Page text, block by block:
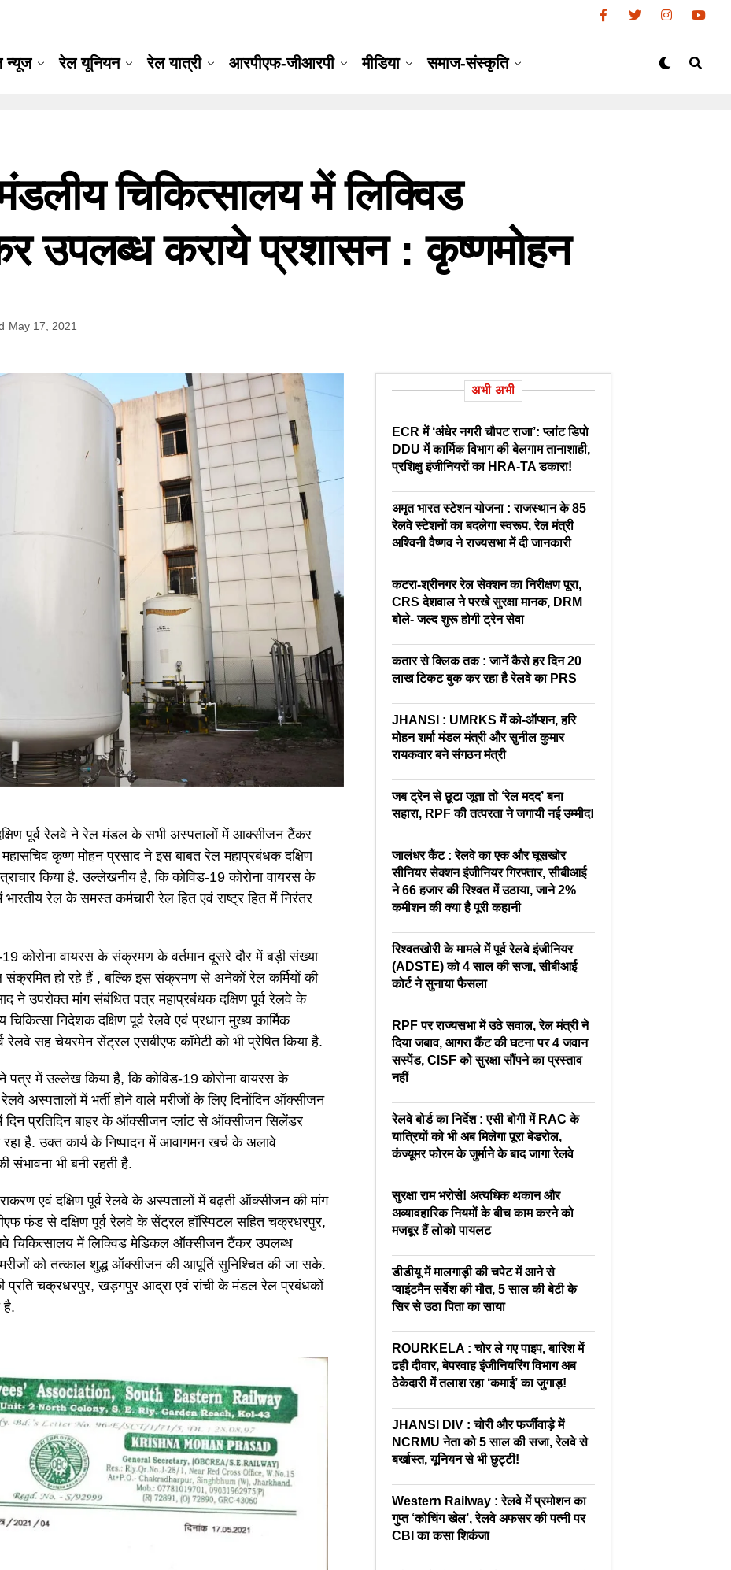
न्यूज रेल यूनियन रेल यात्री आरपीएफ-जीआरपी मीडिया समाज-संस्कृति
चिकित्सालय में लिक्विड
उपलब्ध कराये प्रशासन : कृष्णमोहन
May 17, 2021
पूर्व रेलवे ने रेल मंडल के सभी अस्पतालों में आक्सीजन टैंकर
कृष्ण मोहन प्रसाद ने इस बाबत रेल महाप्रबंधक दक्षिण
किया है. उल्लेखनीय है, कि कोविड-19 कोरोना वायरस के
भारतीय रेल के समस्त कर्मचारी रेल हित एवं राष्ट्र हित में निरंतर
19 कोरोना वायरस के संक्रमण के वर्तमान दूसरे दौर में बड़ी संख्या
संक्रमित हो रहे हैं , बल्कि इस संक्रमण से अनेकों रेल कर्मियों की
ने उपरोक्त मांग संबंधित पत्र महाप्रबंधक दक्षिण पूर्व रेलवे के
चिकित्सा निदेशक दक्षिण पूर्व रेलवे एवं प्रधान मुख्य कार्मिक
रेलवे सह चेयरमेन सेंट्रल एसबीएफ कॉमेटी को भी प्रेषित किया है.
पत्र में उल्लेख किया है, कि कोविड-19 कोरोना वायरस के
अस्पतालों में भर्ती होने वाले मरीजों के लिए दिनोंदिन ऑक्सीजन
दिन प्रतिदिन बाहर के ऑक्सीजन प्लांट से ऑक्सीजन सिलेंडर
है. उक्त कार्य के निष्पादन में आवागमन खर्च के अलावे
भी बनी रहती है.
एवं दक्षिण पूर्व रेलवे के अस्पतालों में बढ़ती ऑक्सीजन की मांग
फंड से दक्षिण पूर्व रेलवे के सेंट्रल हॉस्पिटल सहित चक्रधरपुर,
चिकित्सालय में लिक्विड मेडिकल ऑक्सीजन टैंकर उपलब्ध
को तत्काल शुद्ध ऑक्सीजन की आपूर्ति सुनिश्चित की जा सके.
प्रति चक्रधरपुर, खड़गपुर आद्रा एवं रांची के मंडल रेल प्रबंधकों
है.
अभी अभी
ECR में ‘अंधेर नगरी चौपट राजा’: प्लांट डिपो
DDU में कार्मिक विभाग की बेलगाम तानाशाही,
प्रशिक्षु इंजीनियरों का HRA-TA डकारा!
अमृत भारत स्टेशन योजना : राजस्थान के 85
रेलवे स्टेशनों का बदलेगा स्वरूप, रेल मंत्री
अश्विनी वैष्णव ने राज्यसभा में दी जानकारी
कटरा-श्रीनगर रेल सेक्शन का निरीक्षण पूरा,
CRS देशवाल ने परखे सुरक्षा मानक, DRM
बोले- जल्द शुरू होगी ट्रेन सेवा
कतार से क्लिक तक : जानें कैसे हर दिन 20
लाख टिकट बुक कर रहा है रेलवे का PRS
JHANSI : UMRKS में को-ऑप्शन, हरि
मोहन शर्मा मंडल मंत्री और सुनील कुमार
रायकवार बने संगठन मंत्री
जब ट्रेन से छूटा जूता तो ‘रेल मदद’ बना
सहारा, RPF की तत्परता ने जगायी नई उम्मीद!
जालंधर कैंट : रेलवे का एक और घूसखोर
सीनियर सेक्शन इंजीनियर गिरफ्तार, सीबीआई
ने 66 हजार की रिश्वत में उठाया, जाने 2%
कमीशन की क्या है पूरी कहानी
रिश्वतखोरी के मामले में पूर्व रेलवे इंजीनियर
(ADSTE) को 4 साल की सजा, सीबीआई
कोर्ट ने सुनाया फैसला
RPF पर राज्यसभा में उठे सवाल, रेल मंत्री ने
दिया जबाव, आगरा कैंट की घटना पर 4 जवान
सस्पेंड, CISF को सुरक्षा सौंपने का प्रस्ताव
नहीं
रेलवे बोर्ड का निर्देश : एसी बोगी में RAC के
यात्रियों को भी अब मिलेगा पूरा बेडरोल,
कंज्यूमर फोरम के जुर्माने के बाद जागा रेलवे
सुरक्षा राम भरोसे! अत्यधिक थकान और
अव्यावहारिक नियमों के बीच काम करने को
मजबूर हैं लोको पायलट
डीडीयू में मालगाड़ी की चपेट में आने से
प्वाइंटमैन सर्वेश की मौत, 5 साल की बेटी के
सिर से उठा पिता का साया
ROURKELA : चोर ले गए पाइप, बारिश में
ढही दीवार, बेपरवाह इंजीनियरिंग विभाग अब
ठेकेदारी में तलाश रहा ‘कमाई’ का जुगाड़!
JHANSI DIV : चोरी और फर्जीवाड़े में
NCRMU नेता को 5 साल की सजा, रेलवे से
बर्खास्त, यूनियन से भी छुट्टी!
Western Railway : रेलवे में प्रमोशन का
गुप्त ‘कोचिंग खेल’, रेलवे अफसर की पत्नी पर
CBI का कसा शिकंजा